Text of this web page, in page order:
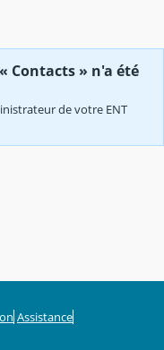
Contacts » n'a été
de votre ENT
Assistance